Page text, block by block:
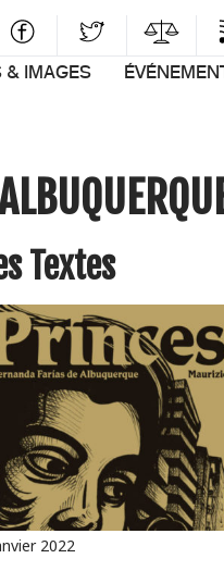
& IMAGES
Textes
2022